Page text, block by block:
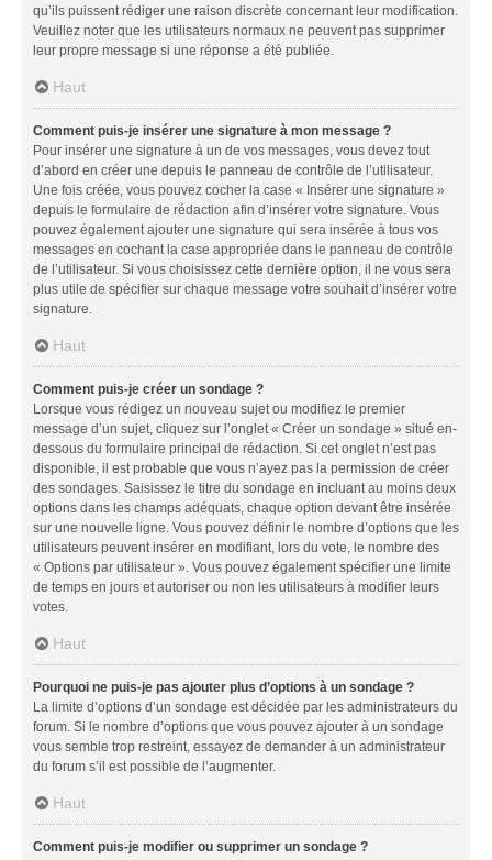
qu’ils puissent rédiger une raison discrète concernant leur modification.
Veuillez noter que les utilisateurs normaux ne peuvent pas supprimer
leur propre message si une réponse a été publiée.
Haut
Comment puis-je insérer une signature à mon message ?
Pour insérer une signature à un de vos messages, vous devez tout
d’abord en créer une depuis le panneau de contrôle de l’utilisateur.
Une fois créée, vous pouvez cocher la case « Insérer une signature »
depuis le formulaire de rédaction afin d’insérer votre signature. Vous
pouvez également ajouter une signature qui sera insérée à tous vos
messages en cochant la case appropriée dans le panneau de contrôle
de l’utilisateur. Si vous choisissez cette dernière option, il ne vous sera
plus utile de spécifier sur chaque message votre souhait d’insérer votre
signature.
Haut
Comment puis-je créer un sondage ?
Lorsque vous rédigez un nouveau sujet ou modifiez le premier
message d’un sujet, cliquez sur l’onglet « Créer un sondage » situé en-
dessous du formulaire principal de rédaction. Si cet onglet n’est pas
disponible, il est probable que vous n’ayez pas la permission de créer
des sondages. Saisissez le titre du sondage en incluant au moins deux
options dans les champs adéquats, chaque option devant être insérée
sur une nouvelle ligne. Vous pouvez définir le nombre d’options que les
utilisateurs peuvent insérer en modifiant, lors du vote, le nombre des
« Options par utilisateur ». Vous pouvez également spécifier une limite
de temps en jours et autoriser ou non les utilisateurs à modifier leurs
votes.
Haut
Pourquoi ne puis-je pas ajouter plus d’options à un sondage ?
La limite d’options d’un sondage est décidée par les administrateurs du
forum. Si le nombre d’options que vous pouvez ajouter à un sondage
vous semble trop restreint, essayez de demander à un administrateur
du forum s’il est possible de l’augmenter.
Haut
Comment puis-je modifier ou supprimer un sondage ?